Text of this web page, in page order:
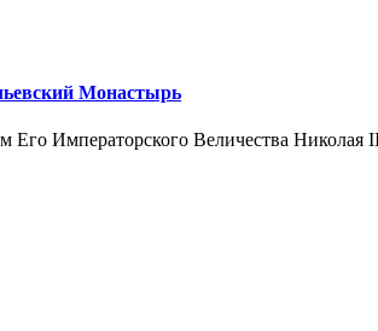
Монастырь
Его Императорского Величества